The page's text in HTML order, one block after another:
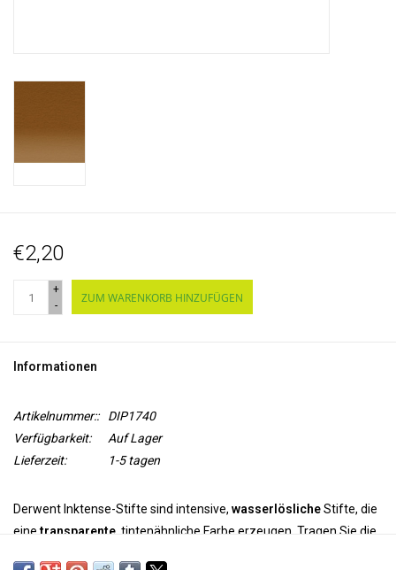
€2,20
+
-
ZUM WARENKORB HINZUFÜGEN
Informationen
Artikelnummer::
DIP1740
Verfügbarkeit:
Auf Lager
Lieferzeit:
1-5 tagen
Derwent Inktense-Stifte sind intensive, wasserlöslicheStifte, die
einetransparente , tintenähnliche Farbe erzeugen. Tragen Sie die